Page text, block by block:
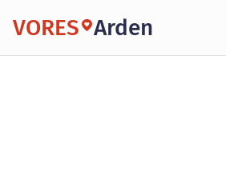
VORES Arden